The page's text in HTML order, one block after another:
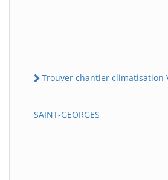
Trouver chantier climatisation
SAINT-GEORGES